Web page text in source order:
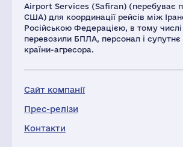
Airport Services (Safiran) (перебуває
США) для координації рейсів між
Російською Федерацією, в тому числі
перевозили БПЛА, персонал і
країни-агресора.
Сайт компанії
Прес-релізи
Контакти